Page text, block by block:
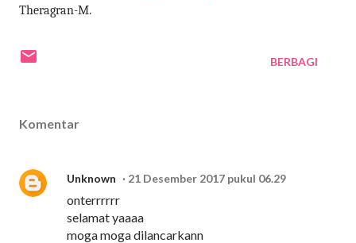
Theragran-M.
BERBAGI
Komentar
Unknown 21 Desember 2017 pukul 06.29
onterrrrrr
selamat yaaaa
moga moga dilancarkann